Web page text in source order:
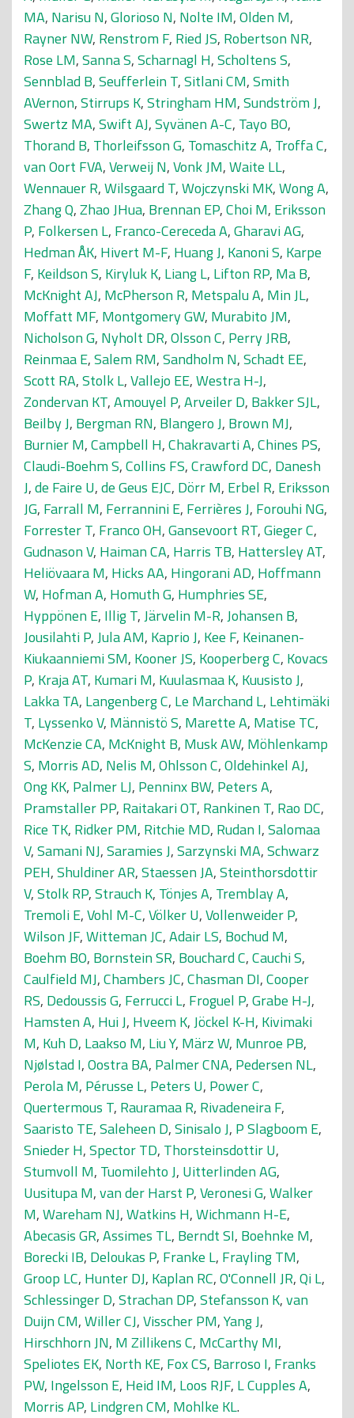
MA, Narisu N,Glorioso N, Nolte IM,Olden M,
Rayner NW, Renstrom F, Ried JS, Robertson NR,
Rose LM,Sanna S,Scharnagl H,Scholtens S,
Sennblad B,Seufferlein T,Sitlani CM,Smith
AVernon,Stirrups K,Stringham HM,Sundström J,
Swertz MA,Swift AJ,Syvänen A-C, Tayo BO,
Thorand B, Thorleifsson G, Tomaschitz A, Troffa C,
van Oort FVA,Verweij N,Vonk JM,Waite LL,
Wennauer R,Wilsgaard T,Wojczynski MK,Wong A,
Zhang Q,Zhao JHua, Brennan EP,Choi M, Eriksson
P, Folkersen L, Franco-Cereceda A,Gharavi AG,
Hedman ÅK, Hivert M-F, Huang J, Kanoni S, Karpe
F, Keildson S, Kiryluk K, Liang L, Lifton RP, Ma B,
McKnight AJ, McPherson R, Metspalu A, Min JL,
Moffatt MF, Montgomery GW, Murabito JM,
Nicholson G, Nyholt DR,Olsson C, Perry JRB,
Reinmaa E,Salem RM,Sandholm N,Schadt EE,
Scott RA,Stolk L,Vallejo EE,Westra H-J,
Zondervan KT,Amouyel P,Arveiler D, Bakker SJL,
Beilby J, Bergman RN, Blangero J, Brown MJ,
Burnier M,Campbell H,Chakravarti A,Chines PS,
Claudi-Boehm S,Collins FS,Crawford DC, Danesh
J,de Faire U,de Geus EJC, Dörr M, Erbel R, Eriksson
JG, Farrall M, Ferrannini E, Ferrières J, Forouhi NG,
Forrester T, Franco OH,Gansevoort RT,Gieger C,
Gudnason V, Haiman CA, Harris TB, Hattersley AT,
Heliövaara M, Hicks AA, Hingorani AD, Hoffmann
W, Hofman A, Homuth G, Humphries SE,
Hyppönen E, Illig T,Järvelin M-R,Johansen B,
Jousilahti P,Jula AM, Kaprio J, Kee F, Keinanen-
Kiukaanniemi SM, Kooner JS, Kooperberg C, Kovacs
P, Kraja AT, Kumari M, Kuulasmaa K, Kuusisto J,
Lakka TA, Langenberg C, Le Marchand L, Lehtimäki
T, Lyssenko V, Männistö S, Marette A, Matise TC,
McKenzie CA, McKnight B, Musk AW, Möhlenkamp
S, Morris AD, Nelis M,Ohlsson C,Oldehinkel AJ,
Ong KK, Palmer LJ, Penninx BW, Peters A,
Pramstaller PP, Raitakari OT, Rankinen T, Rao DC,
Rice TK, Ridker PM, Ritchie MD, Rudan I,Salomaa
V,Samani NJ,Saramies J,Sarzynski MA,Schwarz
PEH,Shuldiner AR,Staessen JA,Steinthorsdottir
V,Stolk RP,Strauch K, Tönjes A, Tremblay A,
Tremoli E,Vohl M-C,Völker U,Vollenweider P,
Wilson JF,Witteman JC,Adair LS, Bochud M,
Boehm BO, Bornstein SR, Bouchard C,Cauchi S,
Caulfield MJ,Chambers JC,Chasman DI,Cooper
RS, Dedoussis G, Ferrucci L, Froguel P,Grabe H-J,
Hamsten A, Hui J, Hveem K,Jöckel K-H, Kivimaki
M, Kuh D, Laakso M, Liu Y, März W, Munroe PB,
Njølstad I,Oostra BA, Palmer CNA, Pedersen NL,
Perola M, Pérusse L, Peters U, Power C,
Quertermous T, Rauramaa R, Rivadeneira F,
Saaristo TE,Saleheen D,Sinisalo J, P Slagboom E,
Snieder H,Spector TD, Thorsteinsdottir U,
Stumvoll M, Tuomilehto J, Uitterlinden AG,
Uusitupa M,van der Harst P,Veronesi G,Walker
M,Wareham NJ,Watkins H,Wichmann H-E,
Abecasis GR,Assimes TL, Berndt SI, Boehnke M,
Borecki IB, Deloukas P, Franke L, Frayling TM,
Groop LC, Hunter DJ, Kaplan RC,O'Connell JR,Qi L,
Schlessinger D,Strachan DP,Stefansson K,van
Duijn CM,Willer CJ,Visscher PM,Yang J,
Hirschhorn JN, M Zillikens C, McCarthy MI,
Speliotes EK, North KE, Fox CS, Barroso I, Franks
PW, Ingelsson E, Heid IM, Loos RJF, L Cupples A,
Morris AP, Lindgren CM, Mohlke KL.